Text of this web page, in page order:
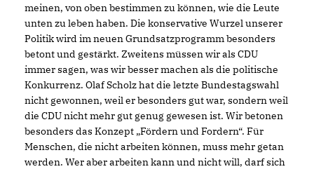
meinen, von oben bestimmen zu können, wie die Leute
unten zu leben haben. Die konservative Wurzel unserer
Politik wird im neuen Grundsatzprogramm besonders
betont und gestärkt. Zweitens müssen wir als CDU
immer sagen, was wir besser machen als die politische
Konkurrenz. Olaf Scholz hat die letzte Bundestagswahl
nicht gewonnen, weil er besonders gut war, sondern weil
die CDU nicht mehr gut genug gewesen ist. Wir betonen
besonders das Konzept „Fördern und Fordern“. Für
Menschen, die nicht arbeiten können, muss mehr getan
werden. Wer aber arbeiten kann und nicht will, darf sich